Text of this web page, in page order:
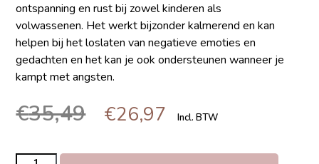
ontspanning en rust bij zowel kinderen als
volwassenen. Het werkt bijzonder kalmerend en kan
helpen bij het loslaten van negatieve emoties en
gedachten en het kan je ook ondersteunen wanneer je
kampt met angsten.
€35,49 €26,97 Incl. BTW